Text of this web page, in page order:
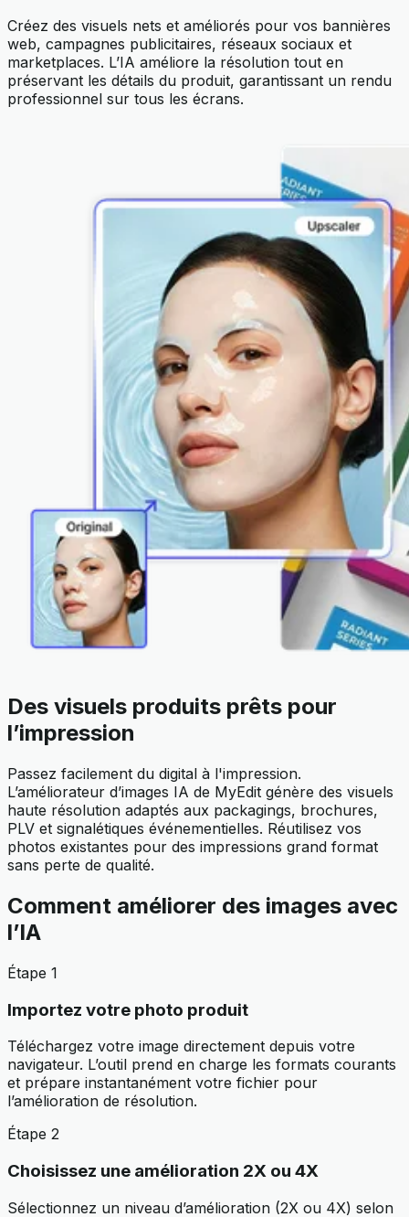
Créez des visuels nets et améliorés pour vos bannières
web, campagnes publicitaires, réseaux sociaux et
marketplaces. L’IA améliore la résolution tout en
préservant les détails du produit, garantissant un rendu
professionnel sur tous les écrans.
Des visuels produits prêts pour
l’impression
Passez facilement du digital à l'impression.
L’améliorateur d’images IA de MyEdit génère des visuels
haute résolution adaptés aux packagings, brochures,
PLV et signalétiques événementielles. Réutilisez vos
photos existantes pour des impressions grand format
sans perte de qualité.
Comment améliorer des images avec
l’IA
Étape 1
Importez votre photo produit
Téléchargez votre image directement depuis votre
navigateur. L’outil prend en charge les formats courants
et prépare instantanément votre fichier pour
l’amélioration de résolution.
Étape 2
Choisissez une amélioration 2X ou 4X
Sélectionnez un niveau d’amélioration (2X ou 4X) selon